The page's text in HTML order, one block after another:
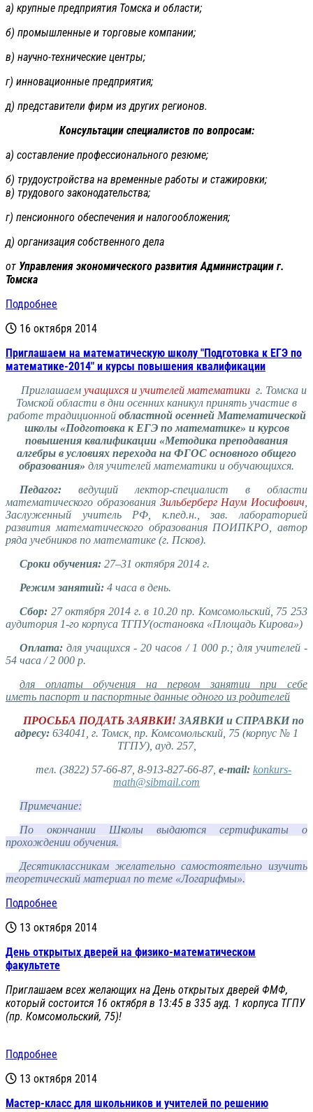
а) крупные предприятия Томска и области;
б) промышленные и торговые компании;
в) научно-технические центры;
г) инновационные предприятия;
д) представители фирм из других регионов.
Консультации специалистов по вопросам:
а) составление профессионального резюме;
б) трудоустройства на временные работы и стажировки;
в) трудового законодательства;
г) пенсионного обеспечения и налогообложения;
д) организация собственного дела
от Управления экономического развития Администрации г.
Томска
Подробнее
16 октября 2014
Приглашаем на математическую школу "Подготовка к ЕГЭ по
математике-2014" и курсы повышения квалификации
Приглашаем учащихся и учителей математики г. Томска и
Томской области в дни осенних каникул принять участие в
работе традиционной областной осенней Математической
школы «Подготовка к ЕГЭ по математике» и курсов
повышения квалификации «Методика преподавания
алгебры в условиях перехода на ФГОС основного общего
образования» для учителей математики и обучающихся.
Педагог: ведущий лектор-специалист в области
математического образования Зильберберг Наум Иосифович
Заслуженный учитель РФ, к.пед.н., зав. лабораторией
развития математического образования ПОИПКРО, автор
ряда учебников по математике (г. Псков).
Сроки обучения: 27–31 октября 2014 г.
Режим занятий: 4 часа в день.
Сбор: 27 октября 2014 г. в 10.20 пр. Комсомольский, 75 253
аудитория 1-го корпуса ТГПУ(остановка «Площадь Кирова»)
Оплата:для учащихся - 20 часов / 1 000 р.; для учителей -
54 часа / 2 000 р.
для оплаты обучения на первом занятии при себе
иметь паспорт и паспортные данные одного из родителей
ПРОСЬБА ПОДАТЬ ЗАЯВКИ! ЗАЯВКИ и СПРАВКИ по
адресу: 634041, г. Томск, пр. Комсомольский, 75 (корпус № 1
ТГПУ), ауд. 257,
тел. (3822) 57-66-87, 8-913-827-66-87, е-mail: konkurs-
math@sibmail.com
Примечание:
По окончании Школы выдаются сертификаты о
прохождении обучения.
Десятиклассникам желательно самостоятельно изучить
теоретический материал по теме «Логарифмы».
Подробнее
13 октября 2014
День открытых дверей на физико-математическом
факультете
Приглашаем всех желающих на День открытых дверей ФМФ,
который состоится 16 октября в 13:45 в 335 ауд. 1 корпуса ТГПУ
(пр. Комсомольский, 75)!
Подробнее
13 октября 2014
Мастер-класс для школьников и учителей по решению